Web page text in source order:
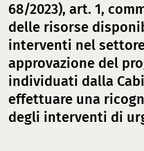
68/2023), art. 1,
delle risorse
interventi nel
approvazione del
individuati dalla
effettuare una
degli interventi di